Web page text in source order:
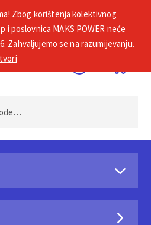
Zbog korištenja kolektivnog
poslovnica MAKS POWER neće
Zahvaljujemo se na razumijevanju.